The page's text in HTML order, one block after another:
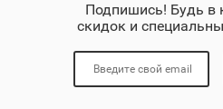
Подпишись! Будь в
скидок и